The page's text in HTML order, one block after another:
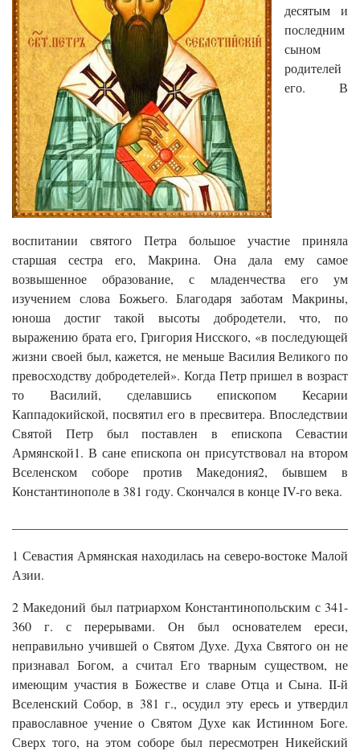
десятым и
последним
сыном
родителей
его. В
воспитании святого Петра большое участие приняла
старшая сестра его, Макрина. Она дала ему самое
возвышенное образование, с младенчества его ум
изучением слова Божьего. Благодаря заботам Макрины,
юноша достиг такой высоты добродетели, что, по
выражению брата его, Григория Нисского, «в последующей
жизни своей был, кажется, не меньше Василия Великого по
превосходству добродетелей». Когда Петр пришел в возраст
то Василий, сделавшись епископом Кесарии
Каппадокийской, посвятил его в пресвитера. Впоследствии
Святой Петр был поставлен в епископа Севастии
Армянской1. В сане епископа он присутствовал на втором
Вселенском соборе против Македония2, бывшем в
Константинополе в 381 году. Скончался в конце IV-го века.
1 Севастия Армянская находилась на северо-востоке Малой
Азии.
2 Македоний был патриархом Константинопольским с 341-
360 г. с перерывами. Он был основателем ереси,
неправильно учившей о Святом Духе. Духа Святого он не
признавал Богом, а считал Его тварным существом, не
имеющим участия в Божестве и славе Отца и Сына. II-й
Вселенский Собор, в 381 г., осудил эту ересь и утвердил
православное учение о Святом Духе как Истинном Боге.
Сверх того, на этом соборе был пересмотрен Никейский